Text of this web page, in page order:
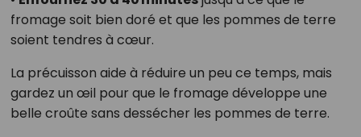
fromage soit bien doré et que les pommes de terre
soient tendres à cœur.
La précuisson aide à réduire un peu ce temps, mais
gardez un œil pour que le fromage développe une
belle croûte sans dessécher les pommes de terre.